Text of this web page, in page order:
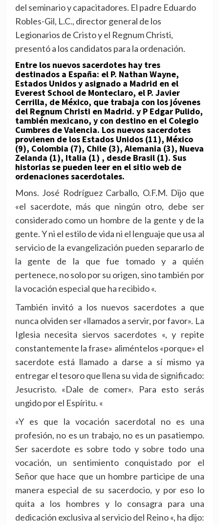
del seminario y capacitadores. El padre Eduardo
Robles-Gil, L.C., director general de los
Legionarios de Cristo y el Regnum Christi,
presentó a los candidatos para la ordenación.
Entre los nuevos sacerdotes hay tres
destinados a España: el P. Nathan Wayne,
Estados Unidos y asignado a Madrid en el
Everest School de Monteclaro, el P. Javier
Cerrilla, de México, que trabaja con los jóvenes
del Regnum Christi en Madrid. y P Edgar Pulido,
también mexicano, y con destino en el Colegio
Cumbres de Valencia. Los nuevos sacerdotes
provienen de los Estados Unidos (11), México
(9), Colombia (7), Chile (3), Alemania (3), Nueva
Zelanda (1), Italia (1) , desde Brasil (1). Sus
historias se pueden leer en el sitio web de
ordenaciones sacerdotales.
Mons. José Rodríguez Carballo, O.F.M. Dijo que
«el sacerdote, más que ningún otro, debe ser
considerado como un hombre de la gente y de la
gente. Y ni el estilo de vida ni el lenguaje que usa al
servicio de la evangelización pueden separarlo de
la gente de la que fue tomado y a quién
pertenece, no solo por su origen, sino también por
la vocación especial que ha recibido «.
También invitó a los nuevos sacerdotes a que
nunca olviden ser «llamados a servir, por favor». La
Iglesia necesita siervos sacerdotes «, y repite
constantemente la frase» aliméntelos «porque» el
sacerdote está llamado a darse a sí mismo ya
entregar el tesoro que llena su vida de significado:
Jesucristo. «Dale de comer». Para esto serás
ungido por el Espíritu. «
«Y es que la vocación sacerdotal no es una
profesión, no es un trabajo, no es un pasatiempo.
Ser sacerdote es sobre todo y sobre todo una
vocación, un sentimiento conquistado por el
Señor que hace que un hombre participe de una
manera especial de su sacerdocio, y por eso lo
quita a los hombres y lo consagra para una
dedicación exclusiva al servicio del Reino «, ha dijo: